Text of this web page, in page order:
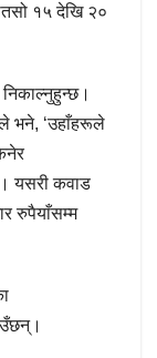
१५ देखि २०
भने, ‘उहाँहरूले
यसरी कवाड
रुपैयाँसम्म